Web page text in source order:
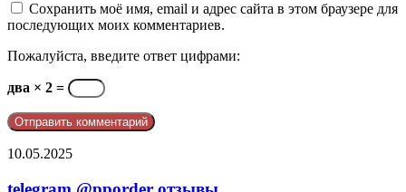
Сохранить моё имя, email и адрес сайта в этом браузере для
последующих моих комментариев.
Пожалуйста, введите ответ цифрами:
два × 2 =
telegram
отзывы
10.05.2025